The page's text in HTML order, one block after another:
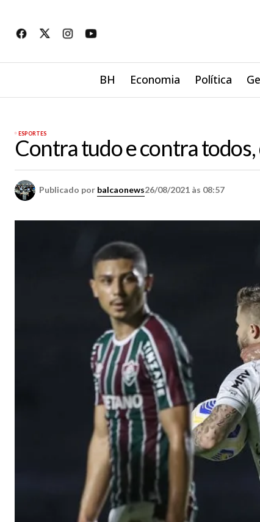
BH Economia Política
ESPORTES
Contra tudo e contra
Publicado por balcaonews26/08/2021 às 08:57